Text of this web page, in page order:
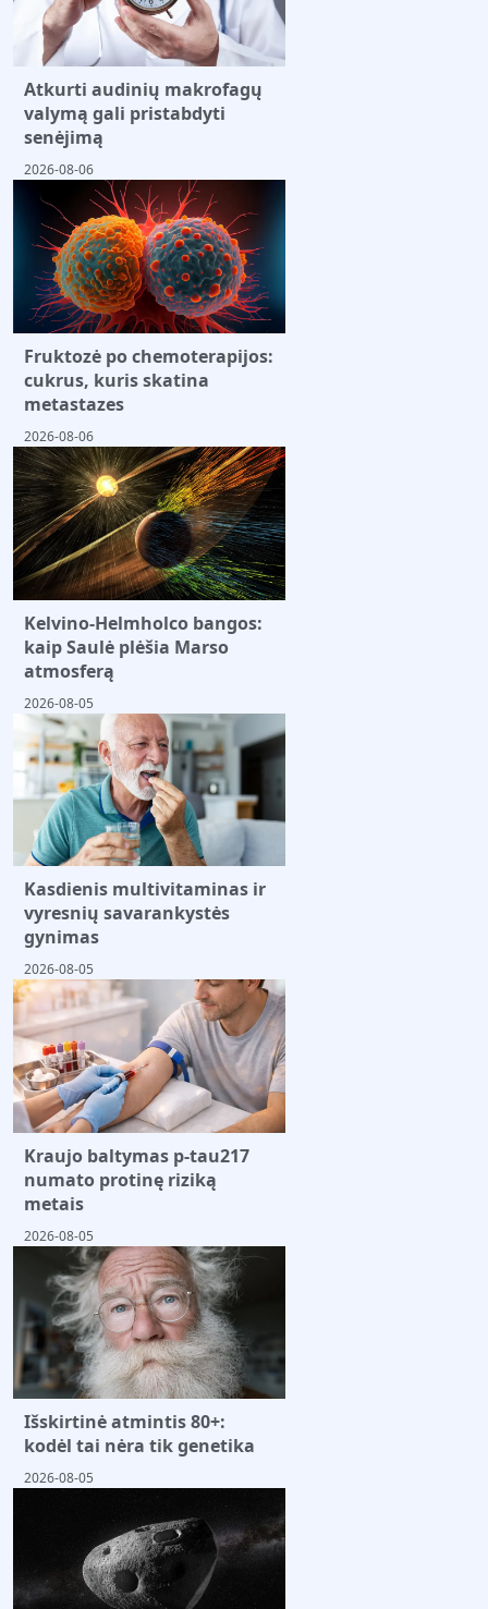
Atkurti audinių makrofagų
valymą gali pristabdyti
senėjimą
2026-08-06
Fruktozė po chemoterapijos:
cukrus, kuris skatina
metastazes
2026-08-06
Kelvino-Helmholco bangos:
kaip Saulė plėšia Marso
atmosferą
2026-08-05
Kasdienis multivitaminas ir
vyresnių savarankystės
gynimas
2026-08-05
Kraujo baltymas p-tau217
numato protinę riziką
metais
2026-08-05
Išskirtinė atmintis 80+:
kodėl tai nėra tik genetika
2026-08-05